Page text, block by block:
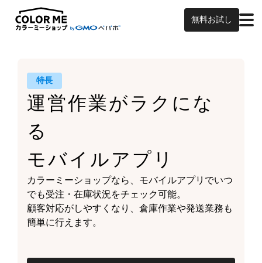
無料お試し
特長
運営作業がラクにな
る
モバイルアプリ
カラーミーショップなら、 モバイルアプリでいつ
でも受注・在庫状況をチェック可能。
顧客対応がしやすくなり、倉庫作業や発送業務も
簡単に行えます。